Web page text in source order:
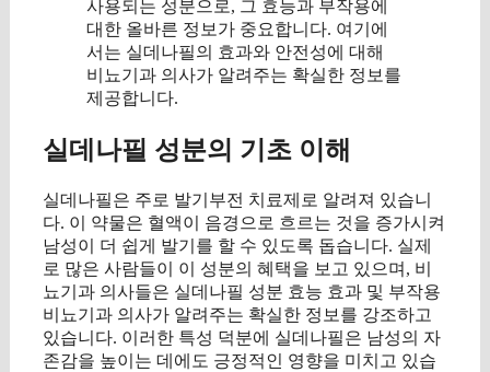
사용되는 성분으로, 그 효능과 부작용에
대한 올바른 정보가 중요합니다. 여기에
서는 실데나필의 효과와 안전성에 대해
비뇨기과 의사가 알려주는 확실한 정보를
제공합니다.
실데나필 성분의 기초 이해
실데나필은 주로 발기부전 치료제로 알려져 있습니
다. 이 약물은 혈액이 음경으로 흐르는 것을 증가시켜
남성이 더 쉽게 발기를 할 수 있도록 돕습니다. 실제
로 많은 사람들이 이 성분의 혜택을 보고 있으며, 비
뇨기과 의사들은 실데나필 성분 효능 효과 및 부작용
비뇨기과 의사가 알려주는 확실한 정보를 강조하고
있습니다. 이러한 특성 덕분에 실데나필은 남성의 자
존감을 높이는 데에도 긍정적인 영향을 미치고 있습